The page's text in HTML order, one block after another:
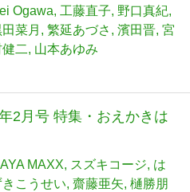
Ogawa 工藤直子 野口真紀
菜月 繁延あづさ 濱田晋 宮
二 山本あゆみ
2月号 特集・おえかきは
MAXX スズキコージ は
こうせい 齋藤亜矢 樋勝朋